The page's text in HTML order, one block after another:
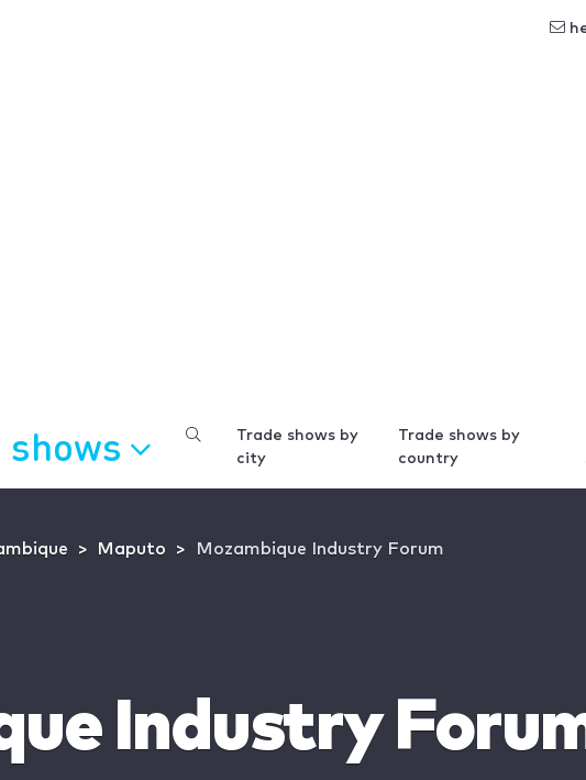
Trade shows by
city
Trade shows by
country
Maputo Mozambique Industry Forum
Industry